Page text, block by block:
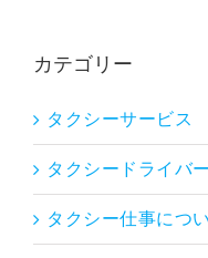
カテゴリー
タクシーサービス
タクシードライバ
タクシー仕事につ